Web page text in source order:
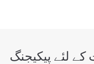
لئے پیکیجنگ